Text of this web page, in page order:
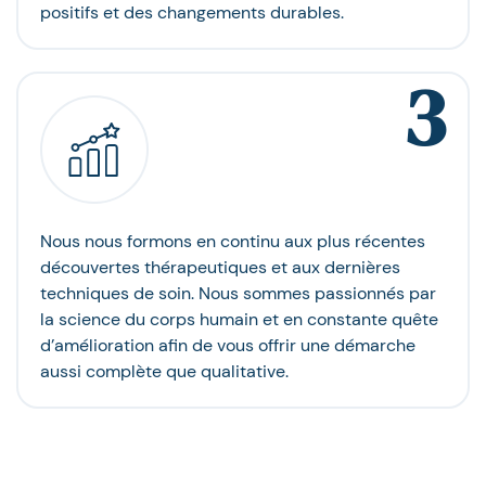
positifs et des changements durables.
3
Nous nous formons en continu aux plus récentes
découvertes thérapeutiques et aux dernières
techniques de soin. Nous sommes passionnés par
la science du corps humain et en constante quête
d’amélioration afin de vous offrir une démarche
aussi complète que qualitative.